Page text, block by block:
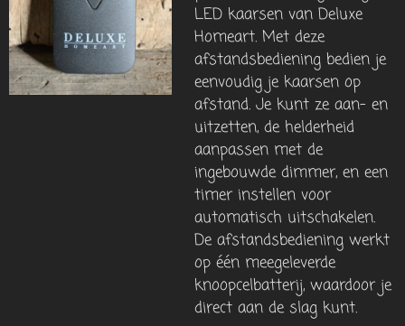
LED kaarsen van Deluxe
Homeart. Met deze
afstandsbediening bedien je
eenvoudig je kaarsen op
afstand. Je kunt ze aan- en
uitzetten, de helderheid
aanpassen met de
ingebouwde dimmer, en een
timer instellen voor
automatisch uitschakelen.
De afstandsbediening werkt
op één meegeleverde
knoopcelbatterij, waardoor je
direct aan de slag kunt.